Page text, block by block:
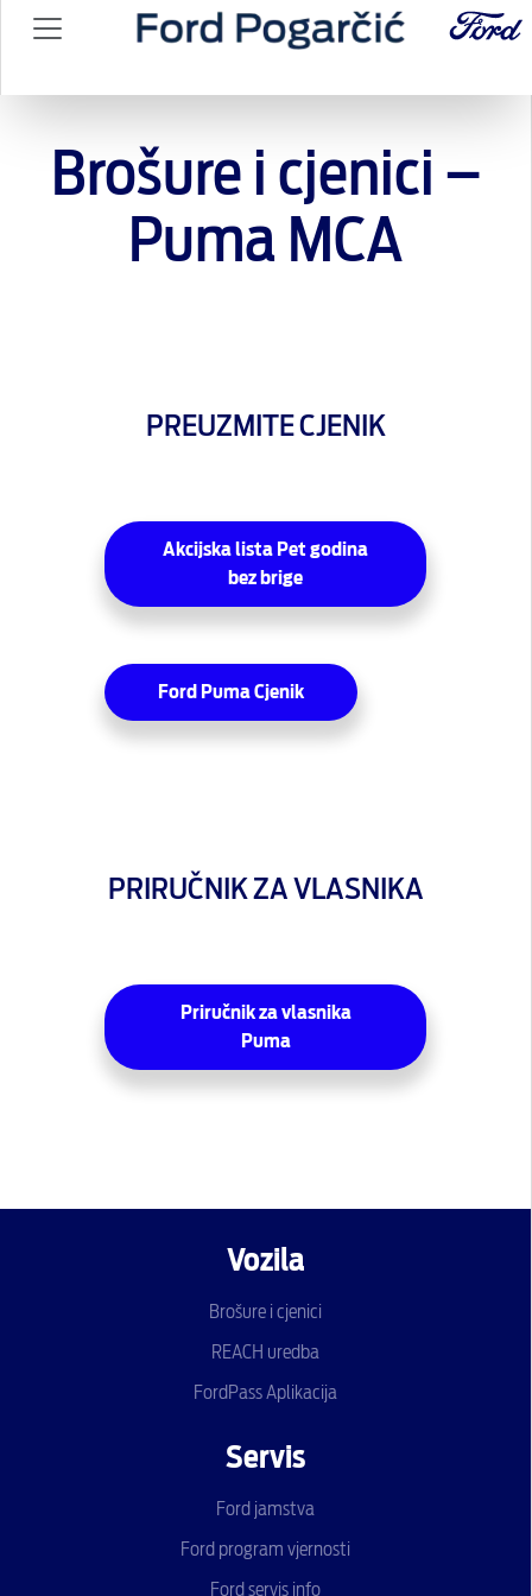
Brošure i cjenici –
Puma MCA
PREUZMITE CJENIK
Akcijska lista Pet godina
bez brige
Ford Puma Cjenik
PRIRUČNIK ZA VLASNIKA
Priručnik za vlasnika
Puma
Vozila
Brošure i cjenici
REACH uredba
FordPass Aplikacija
Servis
Ford jamstva
Ford program vjernosti
Ford servis info